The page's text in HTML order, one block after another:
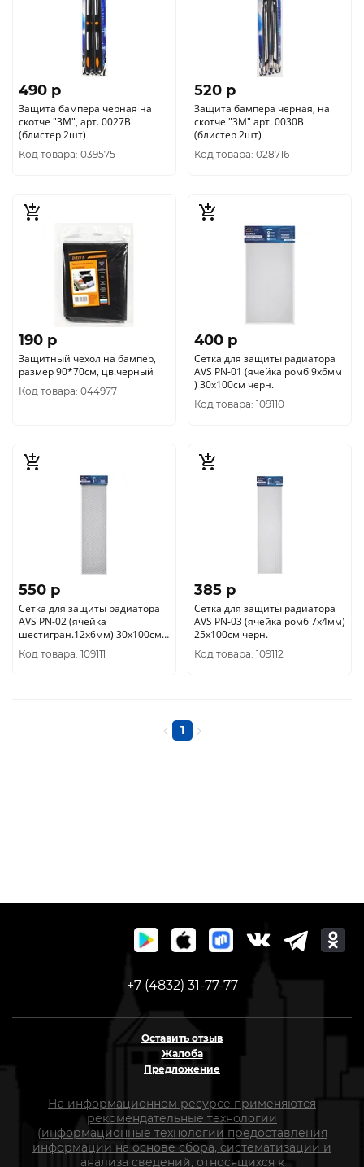
490 p
Защита бампера черная на
скотче "3М", арт. 0027В
(блистер 2шт)
Код товара: 039575
520 p
Защита бампера черная, на
скотче "3М" арт. 0030В
(блистер 2шт)
Код товара: 028716
190 p
Защитный чехол на бампер,
размер 90*70см, цв.черный
Код товара: 044977
400 p
Сетка для защиты радиатора
AVS PN-01 (ячейка ромб 9x6мм
) 30х100см черн.
Код товара: 109110
550 p
Сетка для защиты радиатора
AVS PN-02 (ячейка
шестигран.12х6мм) 30х100см
черн.
Код товара: 109111
385 p
Сетка для защиты радиатора
AVS PN-03 (ячейка ромб 7х4мм)
25х100см черн.
Код товара: 109112
1
+7 (4832) 31-77-77
Оставить отзыв
Жалоба
Предложение
На информационном ресурсе применяются
рекомендательные технологии
(информационные технологии предоставления
информации на основе сбора, систематизации и
анализа сведений, относящихся к